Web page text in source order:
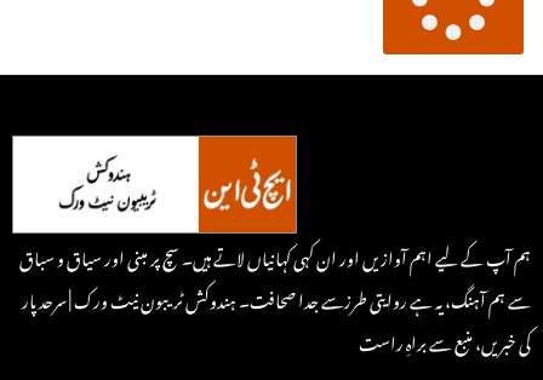
ہم آپ کے لیے اہم آوازیں اور ان کہی کہانیاں لاتے ہیں۔ سچ پر مبنی اور سیاق و سباق
سے ہم آہنگ، یہ ہے روایتی طرزسے جدا صحافت۔ ہندوکش ٹریبون نیٹ ورک | سرحد پار
کی خبریں، منبع سے براہِ راست